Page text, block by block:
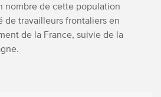
nombre de cette population
de travailleurs frontaliers en
de la France, suivie de la